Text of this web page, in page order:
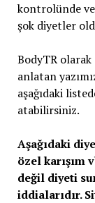
kontrolünde
şok diyetler
BodyTR
anlatan
aşağıdaki
atabilirsiniz.
Aşağıdaki
özel karışım
değil diyeti
iddialarıdır.